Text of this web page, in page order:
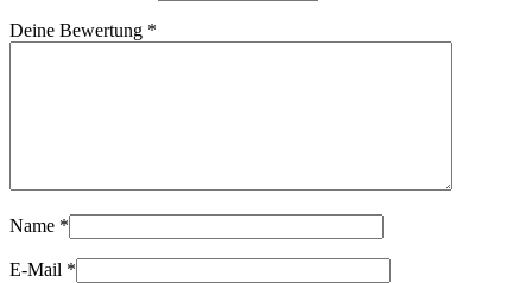
Deine Bewertung *
Name *
E-Mail *